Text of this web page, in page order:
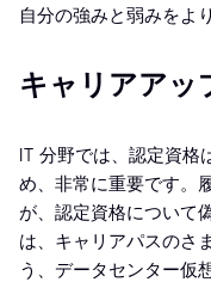
自分の強みと弱みをよ
キャリアアッ
IT 分野では、認定資格
め、非常に重要です。
が、認定資格について
は、キャリアパスのさ
う、データセンター仮